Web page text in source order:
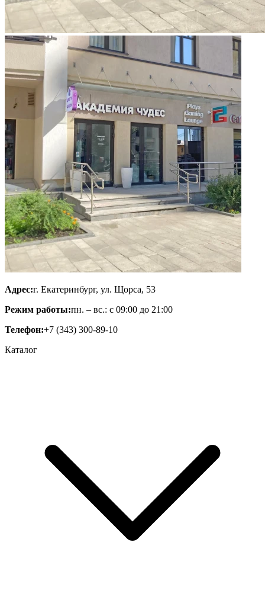
Адрес:г. Екатеринбург, ул. Щорса, 53
Режим работы:пн. – вс.: с 09:00 до 21:00
Телефон:+7 (343) 300-89-10
Каталог